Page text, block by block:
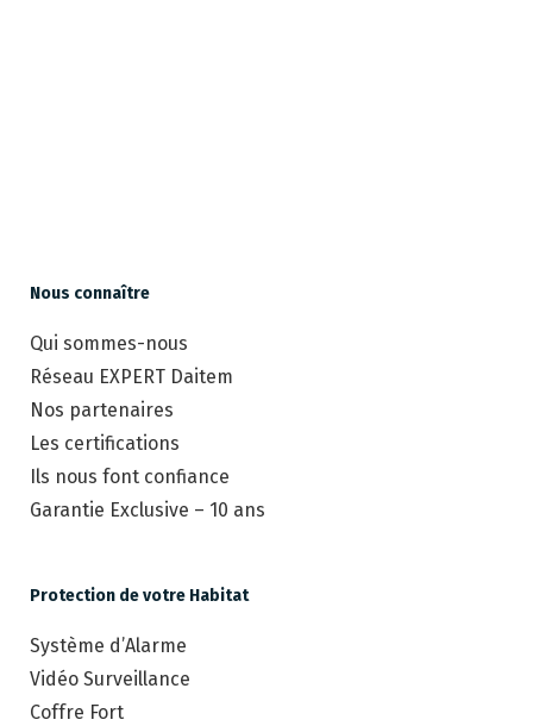
Nous connaître
Qui sommes-nous
Réseau EXPERT Daitem
Nos partenaires
Les certifications
Ils nous font confiance
Garantie Exclusive – 10 ans
Protection de votre Habitat
Système d’Alarme
Vidéo Surveillance
Coffre Fort